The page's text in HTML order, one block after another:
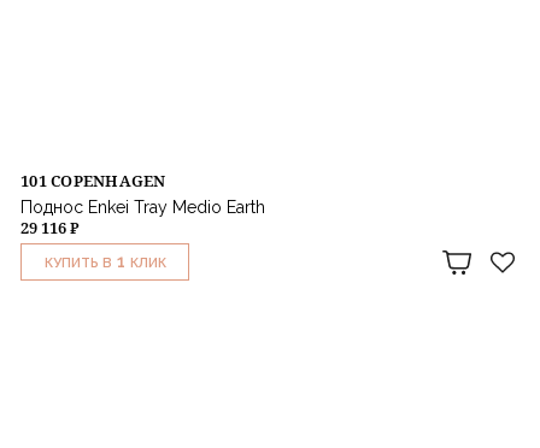
101 COPENHAGEN
Поднос Enkei Tray Medio Earth
29 116 ₽
КУПИТЬ В 1 КЛИК